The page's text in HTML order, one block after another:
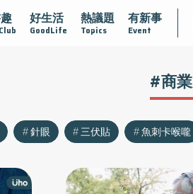
好生活
GoodLife
熱議題
Topics
有新事
Event
認識攝護腺肥大 守護骨骼健康
#商
針眼 三伏貼 魚刺卡喉嚨